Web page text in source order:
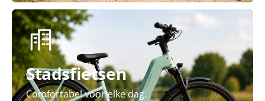
Stadsfietsen
Comfortabel voor elke dag.